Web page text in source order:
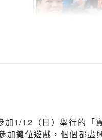
1/12（日）舉行的「
攤位遊戲，個個都盡